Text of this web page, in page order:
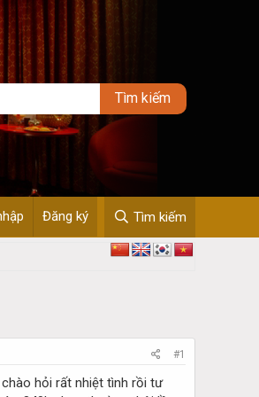
Đăng ký Tìm kiếm
#1
hỏi rất nhiệt tình rồi tư